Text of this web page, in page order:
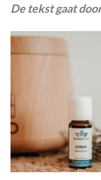
De tekst gaat